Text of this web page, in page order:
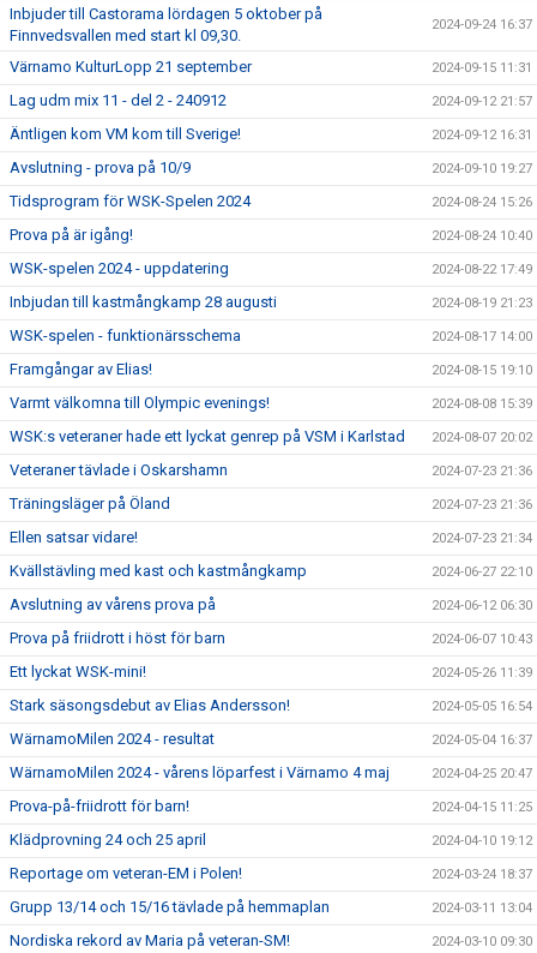
Inbjuder till Castorama lördagen 5 oktober på
Finnvedsvallen med start kl 09,30.
2024-09-24 16:37
Värnamo KulturLopp 21 september 2024-09-15 11:31
Lag udm mix 11 - del 2 - 240912 2024-09-12 21:57
Äntligen kom VM kom till Sverige! 2024-09-12 16:31
Avslutning - prova på 10/9 2024-09-10 19:27
Tidsprogram för WSK-Spelen 2024 2024-08-24 15:26
Prova på är igång! 2024-08-24 10:40
WSK-spelen 2024 - uppdatering 2024-08-22 17:49
Inbjudan till kastmångkamp 28 augusti 2024-08-19 21:23
WSK-spelen - funktionärsschema 2024-08-17 14:00
Framgångar av Elias! 2024-08-15 19:10
Varmt välkomna till Olympic evenings! 2024-08-08 15:39
WSK:s veteraner hade ett lyckat genrep på VSM i Karlstad 2024-08-07 20:02
Veteraner tävlade i Oskarshamn 2024-07-23 21:36
Träningsläger på Öland 2024-07-23 21:36
Ellen satsar vidare! 2024-07-23 21:34
Kvällstävling med kast och kastmångkamp 2024-06-27 22:10
Avslutning av vårens prova på 2024-06-12 06:30
Prova på friidrott i höst för barn 2024-06-07 10:43
Ett lyckat WSK-mini! 2024-05-26 11:39
Stark säsongsdebut av Elias Andersson! 2024-05-05 16:54
WärnamoMilen 2024 - resultat 2024-05-04 16:37
WärnamoMilen 2024 - vårens löparfest i Värnamo 4 maj 2024-04-25 20:47
Prova-på-friidrott för barn! 2024-04-15 11:25
Klädprovning 24 och 25 april 2024-04-10 19:12
Reportage om veteran-EM i Polen! 2024-03-24 18:37
Grupp 13/14 och 15/16 tävlade på hemmaplan 2024-03-11 13:04
Nordiska rekord av Maria på veteran-SM! 2024-03-10 09:30